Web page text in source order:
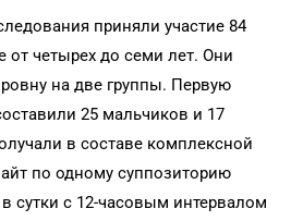
приняли участие 84
от четырех до семи лет. Они
на две группы. Первую
25 мальчиков и 17
в составе комплексной
по одному суппозиторию
сутки с 12-часовым интервалом